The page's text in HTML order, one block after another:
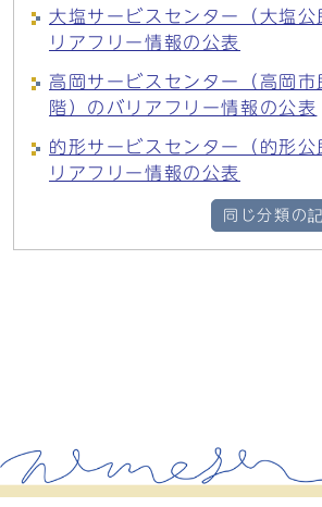
大塩サービスセンター（大塩
リアフリー情報の公表
高岡サービスセンター（高岡市
階）のバリアフリー情報の公表
的形サービスセンター（的形
リアフリー情報の公表
同じ分類の